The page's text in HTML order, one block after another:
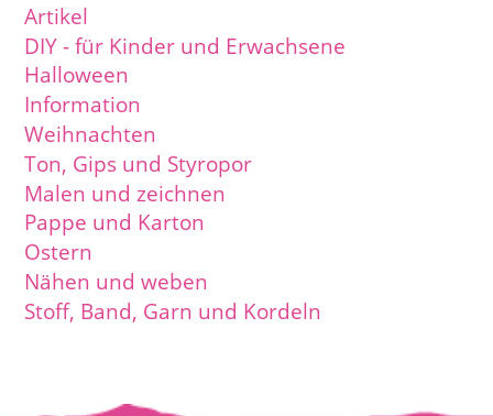
Artikel
DIY - für Kinder und Erwachsene
Halloween
Information
Weihnachten
Ton, Gips und Styropor
Malen und zeichnen
Pappe und Karton
Ostern
Nähen und weben
Stoff, Band, Garn und Kordeln